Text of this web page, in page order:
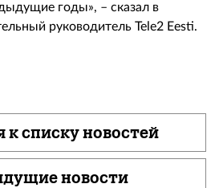
годы», – сказал в
руководитель Tele2 Eesti.
к списку новостей
новости